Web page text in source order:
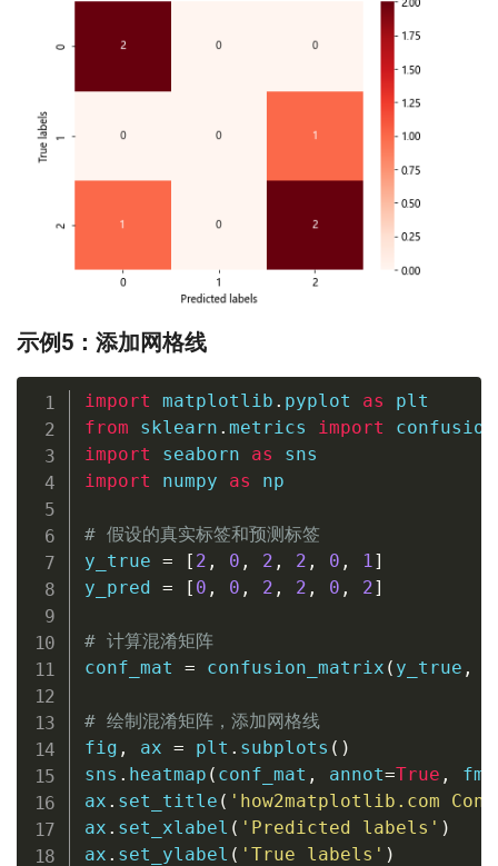
示例5：添加网格线
import matplotlib . pyplot as
from sklearn . metrics import
import seaborn as
import numpy as np
# 假设的真实标签和预测标签
y_true = [ 2 , 0 , 2 , 2 , 0 , 1]
y_pred = [ 0 , 0 , 2 , 2 , 0 , 2]
# 计算混淆矩阵
conf_mat = confusion_matrix ( y_true ,
# 绘制混淆矩阵，添加网格线
fig , ax = plt . subplots ( )
sns . heatmap ( conf_mat , annot=True , fmt
ax . set_title ( 'how2matplotlib.com
ax . set_xlabel ( 'Predicted labels' )
ax . set_ylabel ( 'True labels' )